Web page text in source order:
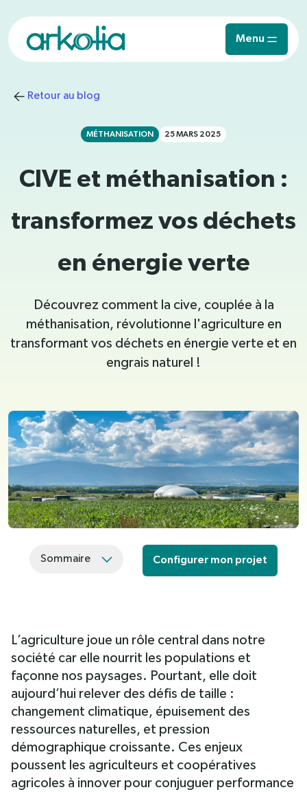
Menu
Retour au blog
MÉTHANISATION 25 MARS 2025
CIVE et méthanisation :
transformez vos déchets
en énergie verte
Découvrez comment la cive, couplée à la
méthanisation, révolutionne l'agriculture en
transformant vos déchets en énergie verte et en
engrais naturel !
Sommaire
La CIVE : une culture
intermédiaire pour la
méthanisation
L’intérêt de la CIVE combinée
aux méthaniseurs pour les
coopératives agricoles
Comment intégrer les CIVE au
sein de votre exploitation
agricole ?
La méthanisation : principe et
fonctionnement
Configurer mon projet
L’agriculture joue un rôle central dans notre
société car elle nourrit les populations et
façonne nos paysages. Pourtant, elle doit
aujourd’hui relever des défis de taille :
changement climatique, épuisement des
ressources naturelles, et pression
démographique croissante. Ces enjeux
poussent les agriculteurs et coopératives
agricoles à innover pour conjuguer performance